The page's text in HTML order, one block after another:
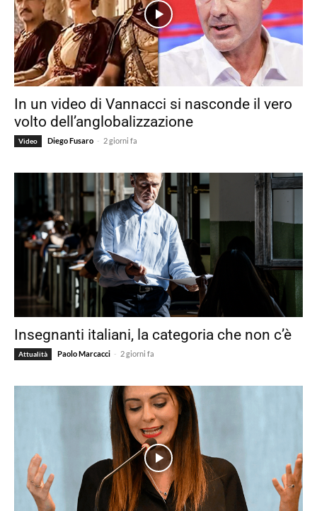
In un video di Vannacci si nasconde il vero
volto dell’anglobalizzazione
Video Diego Fusaro - 2 giorni fa
Insegnanti italiani, la categoria che non c’è
Attualità Paolo Marcacci - 2 giorni fa